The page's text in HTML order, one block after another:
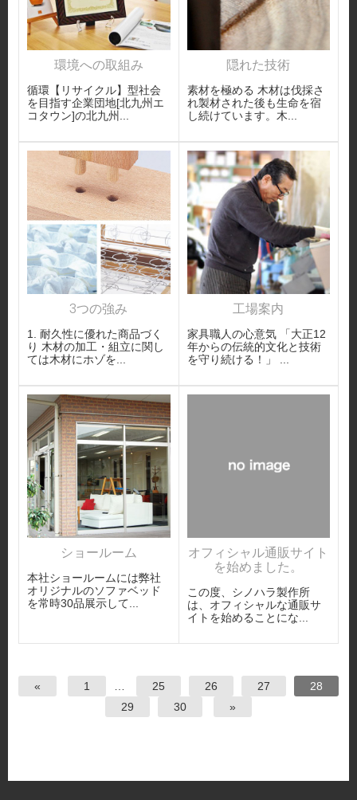
環境への取組み
循環【リサイクル】型社会
を目指す企業団地[北九州エ
コタウン]の北九州...
隠れた技術
素材を極める 木材は伐採さ
れ製材された後も生命を宿
し続けています。木...
3つの強み
1. 耐久性に優れた商品づく
り 木材の加工・組立に関し
ては木材にホゾを...
工場案内
家具職人の心意気 「大正12
年からの伝統的文化と技術
を守り続ける！」 ...
ショールーム
本社ショールームには弊社
オリジナルのソファベッド
を常時30品展示して...
オフィシャル通販サイト
を始めました。
この度、シノハラ製作所
は、オフィシャルな通販サ
イトを始めることにな...
« 1 … 25 26 27
28
29
30 »